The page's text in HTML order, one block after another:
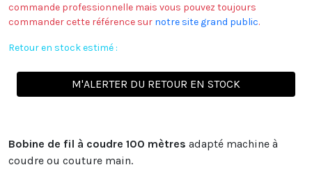
commande professionnelle mais vous pouvez toujours
commander cette référence sur notre site grand public.
Retour en stock estimé :
M'ALERTER DU RETOUR EN STOCK
Bobine de fil à coudre 100 mètres adapté machine à
coudre ou couture main.